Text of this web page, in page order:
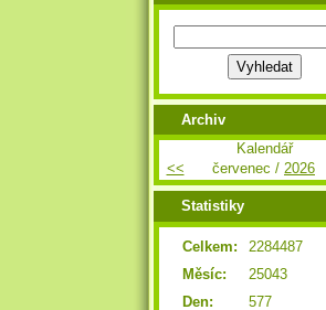
Archiv
Kalendář
<<
červenec / 2026
Statistiky
Celkem:
2284487
Měsíc:
25043
Den:
577